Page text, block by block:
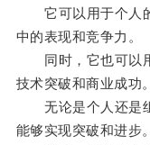
它可以用于个人的
中的表现和竞争力。
同时，它也可以用
技术突破和商业成功。
无论是个人还是组
能够实现突破和进步。